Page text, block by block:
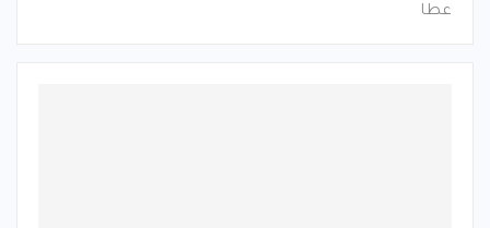
عطا